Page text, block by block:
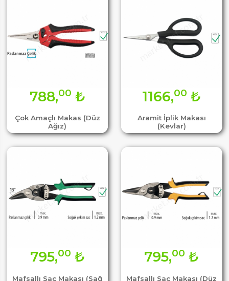
Çok Amaçlı Makas (Düz
Ağız)
788,00 ₺
Aramit İplik Makası
(Kevlar)
1166,00 ₺
Mafsallı Sac Makası (Sağ
795,00 ₺
Mafsallı Sac Makası (Düz
795,00 ₺